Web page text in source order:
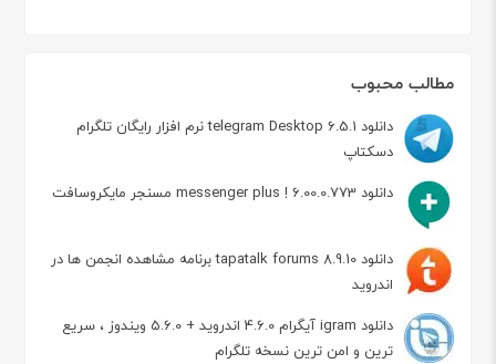
مطالب محبوب
دانلود telegram Desktop 6.5.1 نرم افزار رایگان تلگرام
دسکتاپ
دانلود messenger plus ! 6.00.0.773 مسنجر مایکروسافت
دانلود tapatalk forums 8.9.10 برنامه مشاهده انجمن ها در
اندروید
دانلود igram آیگرام 4.6.0 اندروید + 5.6.0 ویندوز ، سریع
ترین و امن ترین نسخه تلگرام